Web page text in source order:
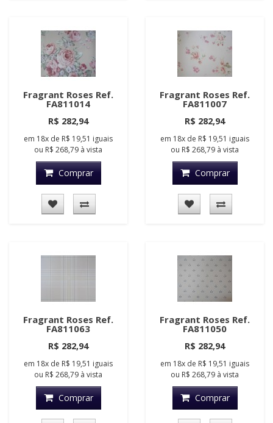
Fragrant Roses Ref.
FA811014
R$ 282,94
em 18x de R$ 19,51 iguais
ou R$ 268,79 à vista
Comprar
Fragrant Roses Ref.
FA811007
R$ 282,94
em 18x de R$ 19,51 iguais
ou R$ 268,79 à vista
Comprar
Fragrant Roses Ref.
FA811063
R$ 282,94
em 18x de R$ 19,51 iguais
ou R$ 268,79 à vista
Comprar
Fragrant Roses Ref.
FA811050
R$ 282,94
em 18x de R$ 19,51 iguais
ou R$ 268,79 à vista
Comprar